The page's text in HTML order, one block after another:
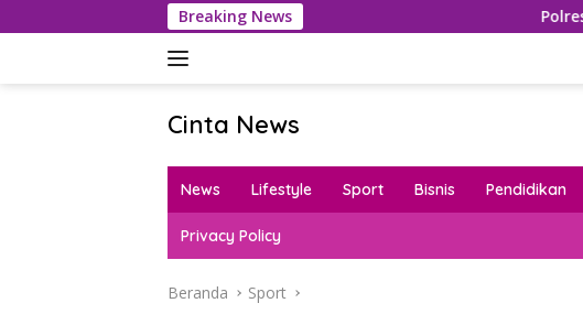
ke
Breaking News Polresta Bogor
Cinta News
News
Kabar
Inspirasi!
News Lifestyle Sport Bisnis Pendidikan
Privacy Policy
Beranda Sport